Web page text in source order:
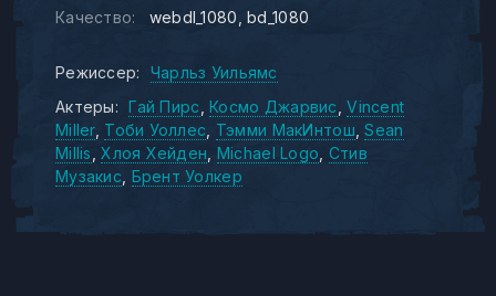
Качество: webdl_1080 bd_1080
Режиссер:
Чарльз Уильямс
Актеры:
Гай Пирс Космо Джарвис
Vincent
Miller Тоби Уоллес Тэмми МакИнтош Sean
Millis
Хлоя Хейден Michael Logo Стив
Музакис Брент Уолкер